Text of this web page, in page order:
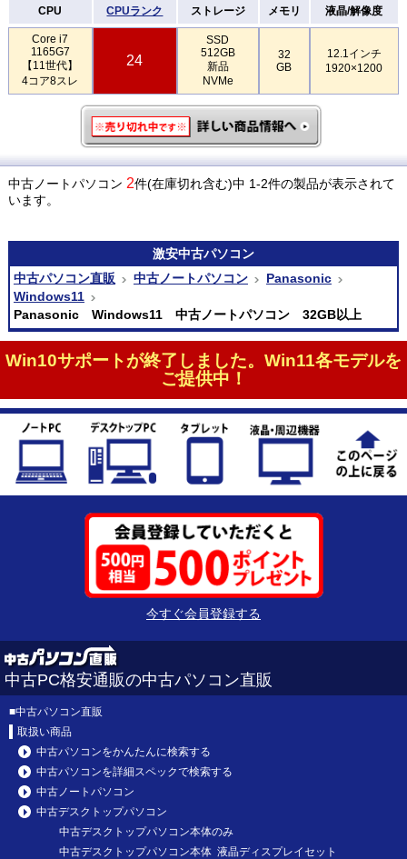
CPU CPUランク ストレージ メモリ 液晶/解像度
Core i7
1165G7
【11世代】
4コア8スレ
24
SSD
512GB
新品
NVMe
32
GB
12.1インチ
1920×1200
中古ノートパソコン 2件(在庫切れ含む)中 1-2件の製品が表示されて
います。
激安中古パソコン
中古パソコン直販
中古ノートパソコン
Panasonic
Windows11
Panasonic Windows11 中古ノートパソコン 32GB以上
Win10サポートが終了しました。Win11各モデルを
ご提供中！
今すぐ会員登録する
中古PC格安通販の中古パソコン直販
■中古パソコン直販
取扱い商品
中古パソコンをかんたんに検索する
中古パソコンを詳細スペックで検索する
中古ノートパソコン
中古デスクトップパソコン
中古デスクトップパソコン本体のみ
中古デスクトップパソコン本体 液晶ディスプレイセット